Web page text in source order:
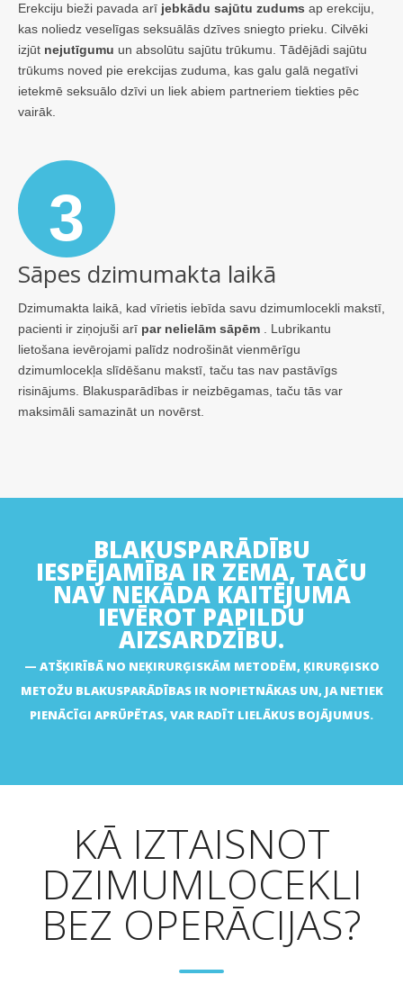
Erekciju bieži pavada arī jebkādu sajūtu zudums ap erekciju,
kas noliedz veselīgas seksuālās dzīves sniegto prieku. Cilvēki
izjūt nejutīgumu un absolūtu sajūtu trūkumu. Tādējādi sajūtu
trūkums noved pie erekcijas zuduma, kas galu galā negatīvi
ietekmē seksuālo dzīvi un liek abiem partneriem tiekties pēc
vairāk.
3
Sāpes dzimumakta laikā
Dzimumakta laikā, kad vīrietis iebīda savu dzimumlocekli makstī,
pacienti ir ziņojuši arī par nelielām sāpēm . Lubrikantu
lietošana ievērojami palīdz nodrošināt vienmērīgu
dzimumlocekļa slīdēšanu makstī, taču tas nav pastāvīgs
risinājums. Blakusparādības ir neizbēgamas, taču tās var
maksimāli samazināt un novērst.
BLAKUSPARĀDĪBU
IESPĒJAMĪBA IR ZEMA, TAČU
NAV NEKĀDA KAITĒJUMA
IEVĒROT PAPILDU
AIZSARDZĪBU.
ATŠĶIRĪBĀ NO NEĶIRURĢISKĀM METODĒM, ĶIRURĢISKO
METOŽU BLAKUSPARĀDĪBAS IR NOPIETNĀKAS UN, JA NETIEK
PIENĀCĪGI APRŪPĒTAS, VAR RADĪT LIELĀKUS BOJĀJUMUS.
KĀ IZTAISNOT
DZIMUMLOCEKLI
BEZ OPERĀCIJAS?